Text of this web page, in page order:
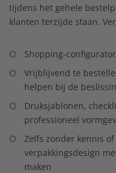
tijdens het gehele
klanten terzijde staan.
Shopping-
Vrijblijvend te
helpen bij de
Druksjablonen,
professioneel
Zelfs zonder kennis
verpakkingsdesign
maken